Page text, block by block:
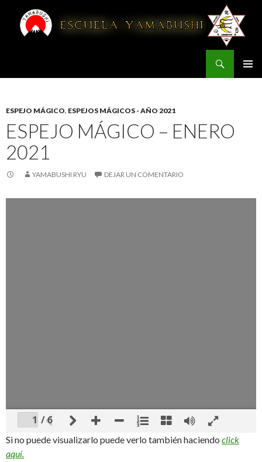
ESPEJO MÁGICO, ESPEJOS MÁGICOS - AÑO 2021
ESPEJO MÁGICO – ENERO
2021
YAMABUSHI RYU DEJAR UN COMENTARIO
/ 6
Si no puede visualizarlo puede verlo también haciendo click
aquí.